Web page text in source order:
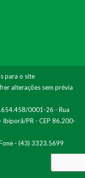
para o site
alterações sem prévia
0001-26 - Rua
PR - CEP 86.200-
- (43) 3323.5699